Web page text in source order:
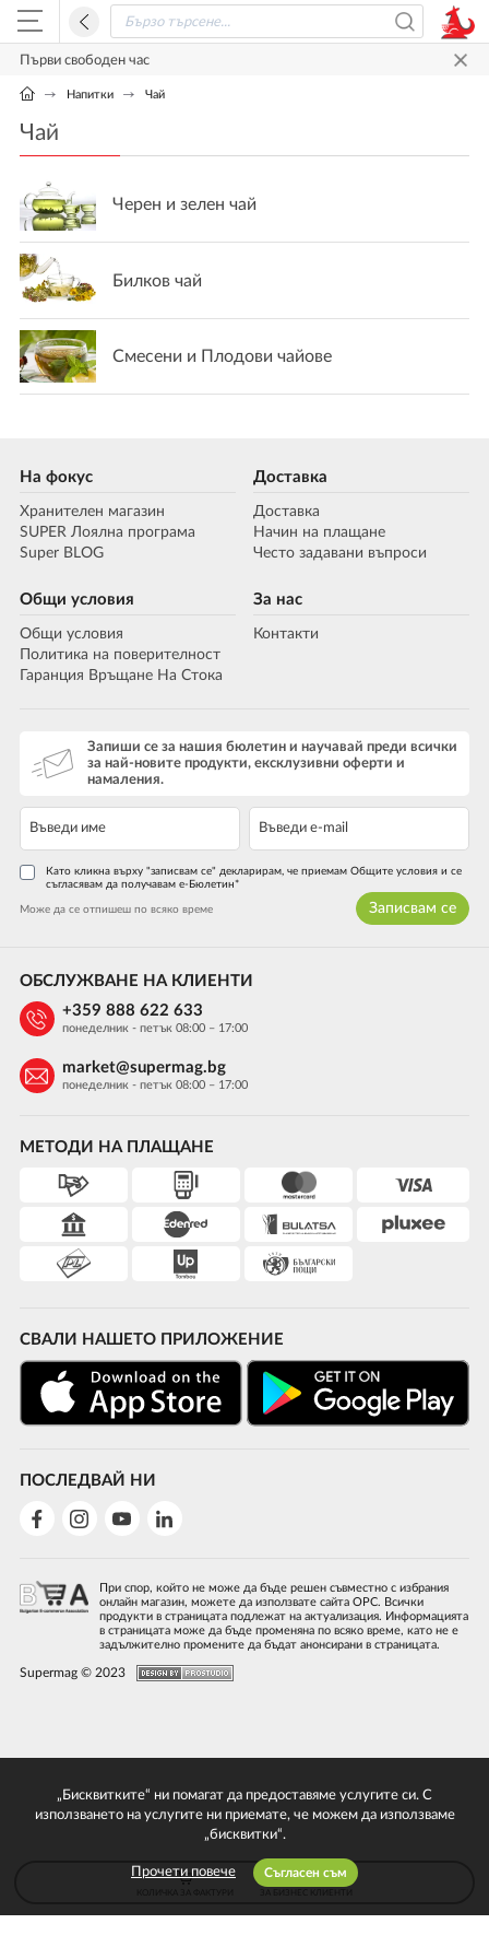
Първи свободен час
Напитки Чай
Чай
Черен и зелен чай
Билков чай
Смесени и Плодови чайове
На фокус
Хранителен магазин
SUPER Лоялна програма
Super BLOG
Доставка
Доставка
Начин на плащане
Често задавани въпроси
Общи условия
Общи условия
Политика на поверителност
Гаранция Връщане На Стока
За нас
Контакти
Запиши се за нашия бюлетин и научавай преди всички
за най-новите продукти, ексклузивни оферти и
намаления.
Като кликна върху "записвам се" декларирам, че приемам Общите условия и се
съгласявам да получавам е-Бюлетин*
Може да се отпишеш по всяко време Записвам се
МЕТОДИ НА ПЛАЩАНЕ
СВАЛИ НАШЕТО ПРИЛОЖЕНИЕ
ПОСЛЕДВАЙ НИ
ОБСЛУЖВАНЕ НА КЛИЕНТИ
+359 888 622 633
понеделник - петък 08:00 – 17:00
market@supermag.bg
понеделник - петък 08:00 – 17:00
При спор, който не може да бъде решен съвместно с избрания
онлайн магазин, можете да използвате сайта ОРС. Всички
продукти в страницата подлежат на актуализация. Информацията
в страницата може да бъде променяна по всяко време, като не е
задължително промените да бъдат анонсирани в страницата.
Supermag © 2023
„Бисквитките“ ни помагат да предоставяме услугите си. С
използването на услугите ни приемате, че можем да използваме
„бисквитки“.
Прочети повече Съгласен съм